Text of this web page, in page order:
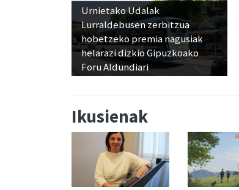
Urnietako Udalak
Lurraldebusen zerbitzua
hobetzeko premia nagusiak
helarazi dizkio Gipuzkoako
Foru Aldundiari
Ikusienak